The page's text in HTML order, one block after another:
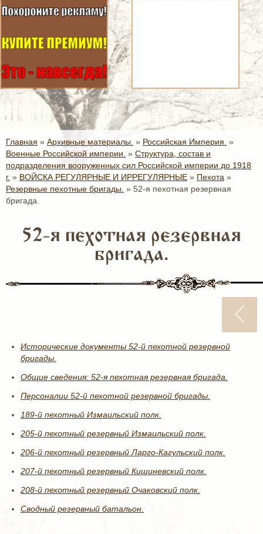
Главная » Архивные материалы. » Российская Империя. »
Военные Российской империи. » Структура, состав и
подразделения вооруженных сил Российской империи до 1918
г. » ВОЙСКА РЕГУЛЯРНЫЕ И ИРРЕГУЛЯРНЫЕ » Пехота »
Резервные пехотные бригады. » 52-я пехотная резервная
бригада.
52-я пехотная резервная
бригада.
Исторические документы 52-й пехотной резервной
бригады.
Общие сведения: 52-я пехотная резервная бригада.
Персоналии 52-й пехотной резервной бригады.
189-й пехотный Измаильский полк.
205-й пехотный резервный Измаильский полк.
206-й пехотный резервный Ларго-Кагульский полк.
207-й пехотный резервный Кишиневский полк.
208-й пехотный резервный Очаковский полк.
Сводный резервный батальон.